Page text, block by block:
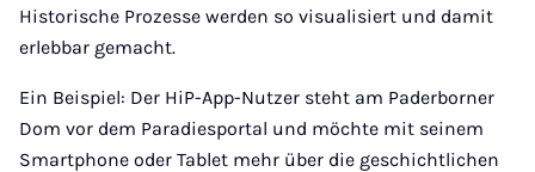
Historische Prozesse werden so visualisiert und damit
erlebbar gemacht.
Ein Beispiel: Der HiP-App-Nutzer steht am Paderborner
Dom vor dem Paradiesportal und möchte mit seinem
Smartphone oder Tablet mehr über die geschichtlichen